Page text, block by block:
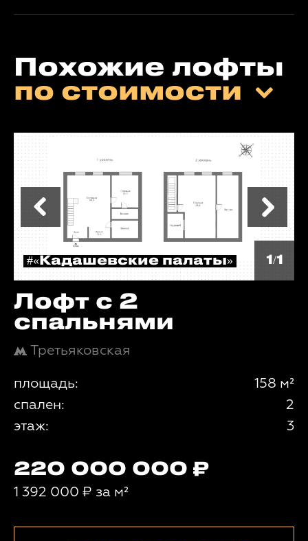
Похожие лофты
по стоимости
#«Кадашевские палаты» 1/1
Лофт с 2
спальнями
Третьяковская
площадь:
158 м²
спален:
2
этаж:
3
220 000 000
1 392 000 ₽ за м²